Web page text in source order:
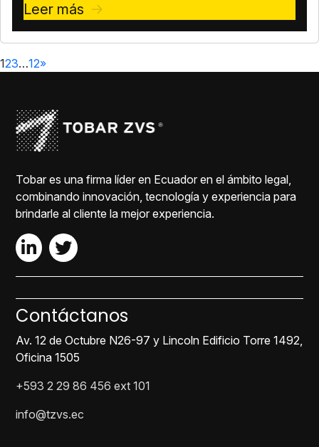
Leer más
123…12»
Tobar es una firma líder en Ecuador en el ámbito legal,
combinando innovación, tecnología y experiencia para
brindarle al cliente la mejor experiencia.
Contáctanos
Av. 12 de Octubre N26-97 y Lincoln Edificio Torre 1492,
Oficina 1505
+593 2 29 86 456 ext 101
info@tzvs.ec